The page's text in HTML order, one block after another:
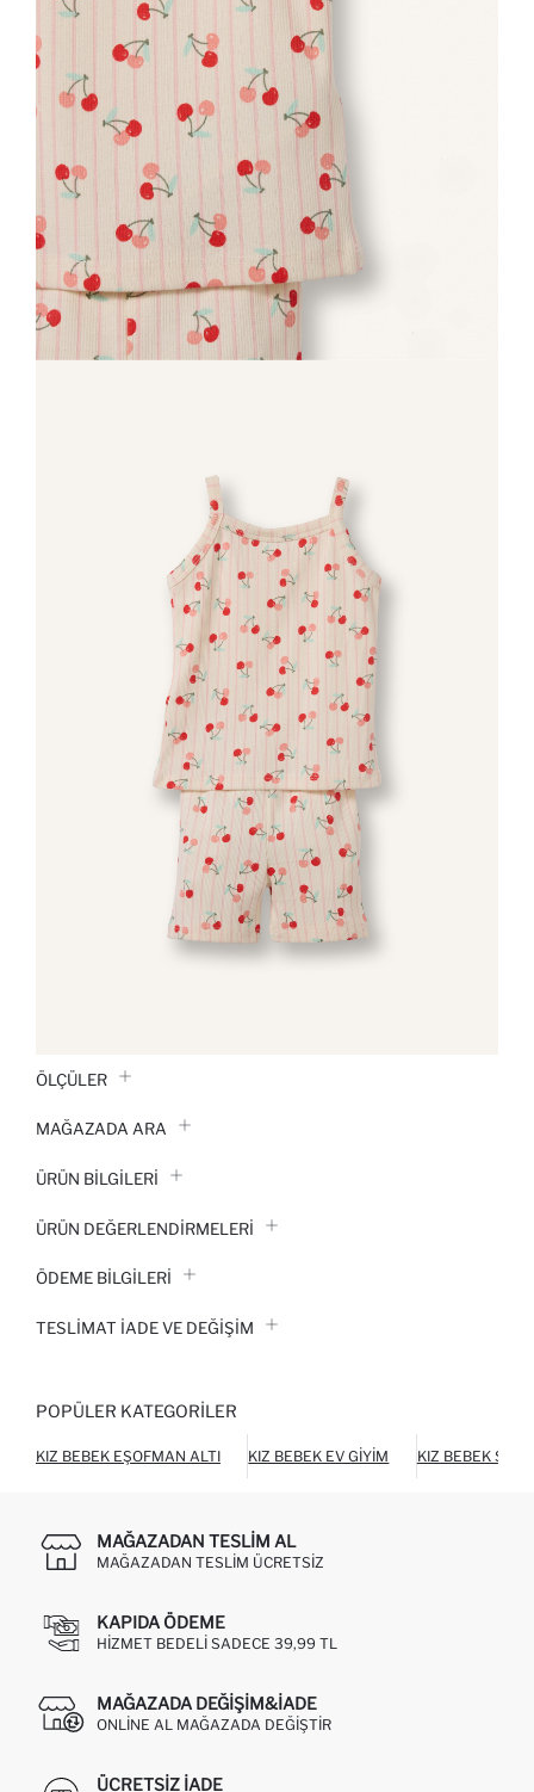
ÖLÇÜLER
MAĞAZADA ARA
ÜRÜN BILGILERI
ÜRÜN DEĞERLENDİRMELERİ
ÖDEME BİLGİLERİ
TESLIMAT İADE VE DEĞIŞIM
POPÜLER KATEGORILER
KIZ BEBEK EŞOFMAN ALTI KIZ BEBEK EV GIYIM KIZ BEBEK
MAĞAZADAN TESLIM AL
MAĞAZADAN TESLIM ÜCRETSIZ
KAPIDA ÖDEME
HIZMET BEDELI SADECE 39,99 TL
MAĞAZADA DEĞIŞIM&İADE
ONLINE AL MAĞAZADA DEĞIŞTIR
ÜCRETSIZ IADE